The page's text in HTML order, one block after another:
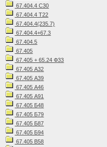
67.404.4 С30
67.404.4 Т22
67.404.4(235.7)
67.404.4+67.3
67.404.5
67.405
67.405 + 65.24 Ф33
67.405 А32
67.405 А39
67.405 А46
67.405 А91
67.405 Б48
67.405 Б79
67.405 Б87
67.405 Б94
67.405 В58